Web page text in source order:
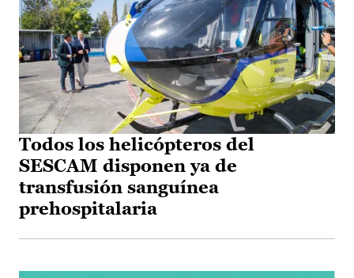
Todos los helicópteros del
SESCAM disponen ya de
transfusión sanguínea
prehospitalaria